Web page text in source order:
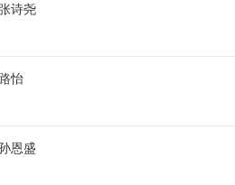
诗尧
路怡
恩盛